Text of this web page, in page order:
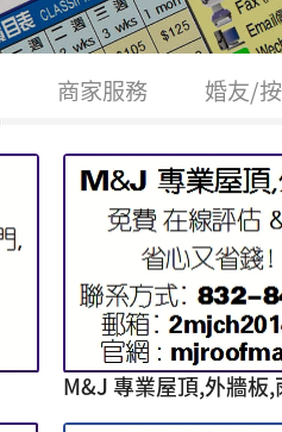
商家服務 婚友/
M&J 專業屋頂,外牆板,